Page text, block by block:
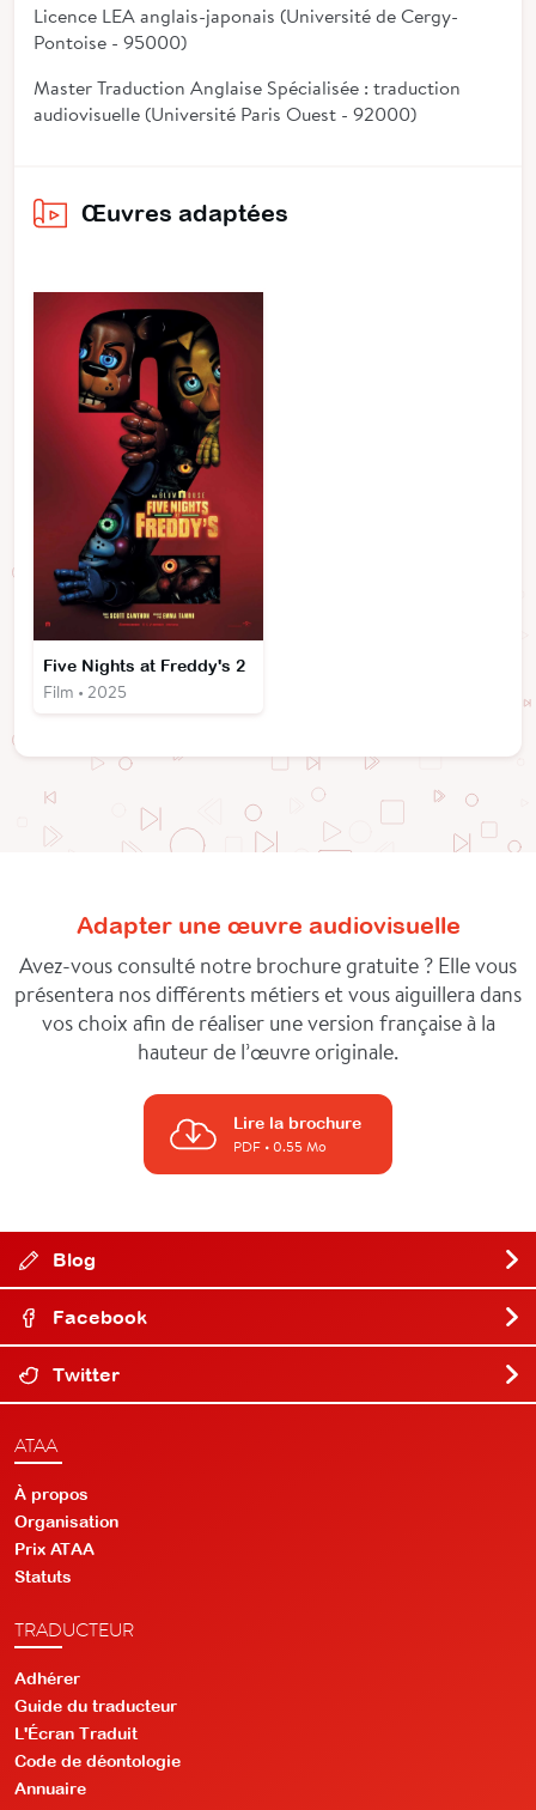
Licence LEA anglais-japonais (Université de Cergy-
Pontoise - 95000)
Master Traduction Anglaise Spécialisée : traduction
audiovisuelle (Université Paris Ouest - 92000)
Œuvres adaptées
Five Nights at Freddy's 2
Film • 2025
Adapter une œuvre audiovisuelle
Avez-vous consulté notre brochure gratuite ? Elle vous
présentera nos différents métiers et vous aiguillera dans
vos choix afin de réaliser une version française à la
hauteur de l’œuvre originale.
Lire la brochure
PDF• 0.55 Mo
Blog
Facebook
Twitter
ATAA
À propos
Organisation
Prix ATAA
Statuts
TRADUCTEUR
Adhérer
Guide du traducteur
L'Écran Traduit
Code de déontologie
Annuaire